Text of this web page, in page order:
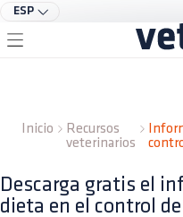
ESP
Inicio
Recursos
veterinarios
Descarga gratis el
dieta en el control